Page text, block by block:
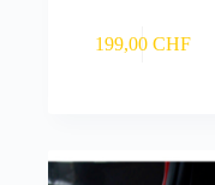
199,00 CHF